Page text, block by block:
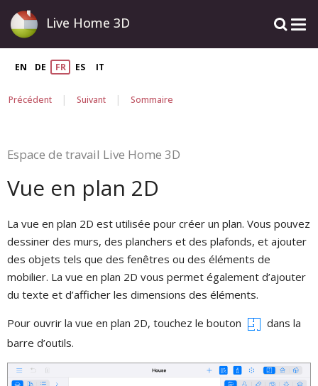
Live Home 3D
EN DE FR ES IT
Précédent | Suivant | Sommaire
Espace de travail Live Home 3D
Vue en plan 2D
La vue en plan 2D est utilisée pour créer un plan. Vous pouvez
dessiner des murs, des planchers et des plafonds, et ajouter
des objets tels que des fenêtres ou des éléments de
mobilier. La vue en plan 2D vous permet également d’ajouter
du texte et d’afficher les dimensions des éléments.
Pour ouvrir la vue en plan 2D, touchez le bouton
dans la
barre d’outils.